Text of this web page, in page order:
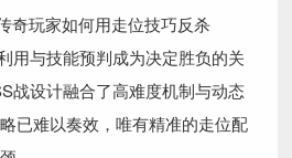
奇玩家如何用走位技巧反杀
用与技能预判成为决定胜负的关
战设计融合了高难度机制与动态
已难以奏效，唯有精准的走位配